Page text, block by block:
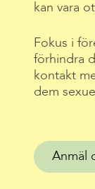
kan vara
Fokus i
förhindra
kontakt
dem
Anmäl